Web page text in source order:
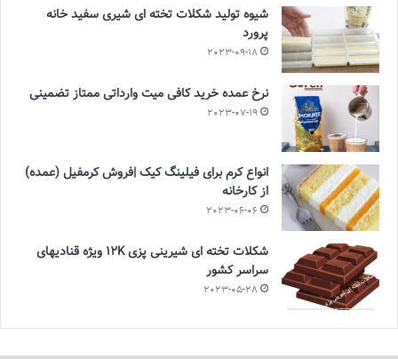
شیوه تولید شکلات تخته ای شیری سفید خانه
پرورد
2023-09-18
نرخ عمده خرید کافی میت وارداتی ممتاز تضمینی
2023-07-19
انواع کرم برای فیلینگ کیک |فروش کرمفیل (عمده)
از کارخانه
2023-06-06
شکلات تخته ای شیرینی پزی 12K ویژه قنادیهای
سراسر کشور
2023-05-28